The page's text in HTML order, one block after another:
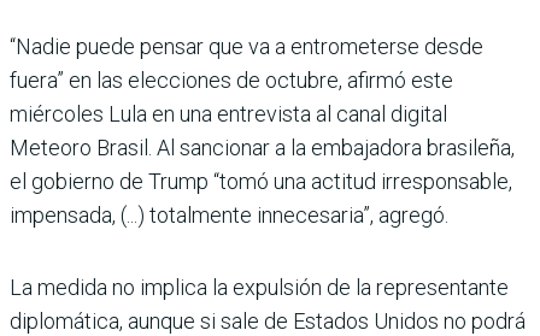
“Nadie puede pensar que va a entrometerse desde
fuera” en las elecciones de octubre, afirmó este
miércoles Lula en una entrevista al canal digital
Meteoro Brasil. Al sancionar a la embajadora brasileña,
el gobierno de Trump “tomó una actitud irresponsable,
impen­sada, (...) totalmente innecesa­ria”, agregó.
La medida no implica la expul­sión de la representante
diplo­mática, aunque si sale de Esta­dos Unidos no podrá